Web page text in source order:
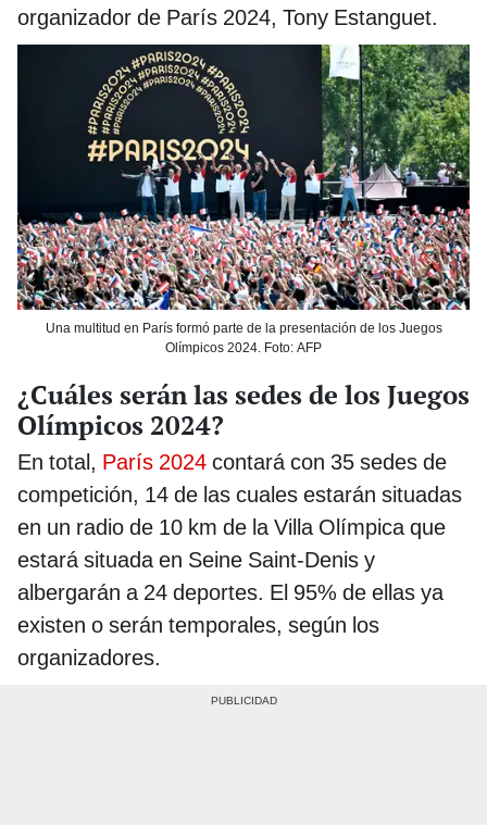
organizador de París 2024, Tony Estanguet.
Una multitud en París formó parte de la presentación de los Juegos
Olímpicos 2024. Foto: AFP
¿Cuáles serán las sedes de los Juegos
Olímpicos 2024?
En total, París 2024 contará con 35 sedes de
competición, 14 de las cuales estarán situadas
en un radio de 10 km de la Villa Olímpica que
estará situada en Seine Saint-Denis y
albergarán a 24 deportes. El 95% de ellas ya
existen o serán temporales, según los
organizadores.